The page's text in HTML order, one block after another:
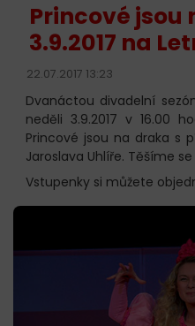
Princové jsou
3.9.2017 na
22.07.2017 13:23
Dvanáctou divadelní
neděli 3.9.2017 v 16.00
Princové jsou na draka s
Jaroslava Uhlíře. Těšíme se
Vstupenky si můžete